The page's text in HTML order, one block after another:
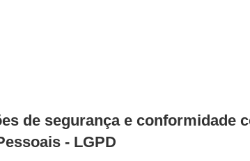
de segurança e conformidade
- LGPD